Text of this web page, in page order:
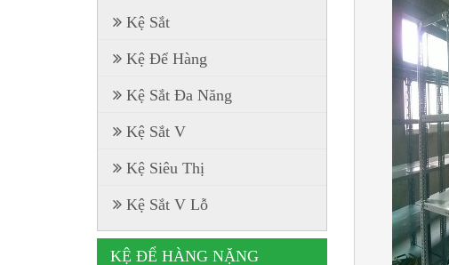
Kệ Sắt
Kệ Để Hàng
Kệ Sắt Đa Năng
Kệ Sắt V
Kệ Siêu Thị
Kệ Sắt V Lỗ
KỆ ĐỂ HÀNG NẶNG